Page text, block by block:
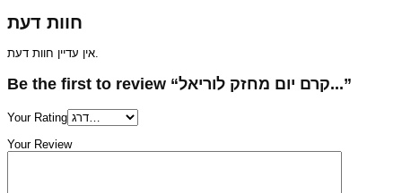
חוות דעת
Be the first to review “קרם יום מחזק לוריאל...”
Your Rating
Your Review